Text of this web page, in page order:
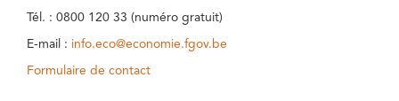
Tél. : 0800 120 33 (numéro gratuit)
E-mail : info.eco@economie.fgov.be
Formulaire de contact